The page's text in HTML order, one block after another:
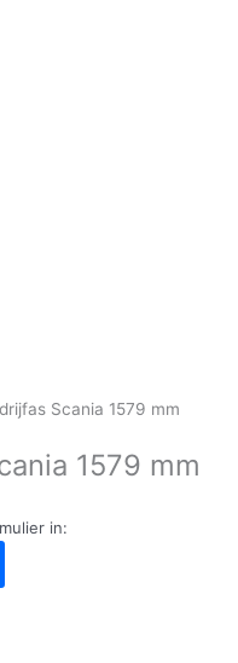
Scania 1579 mm
1579 mm
in: